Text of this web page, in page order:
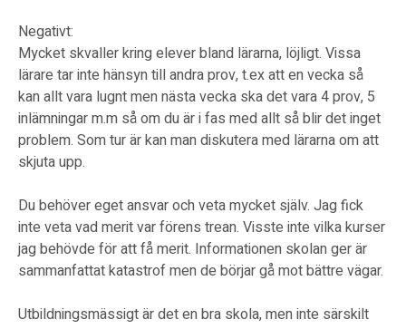
Negativt:
Mycket skvaller kring elever bland lärarna, löjligt. Vissa
lärare tar inte hänsyn till andra prov, t.ex att en vecka så
kan allt vara lugnt men nästa vecka ska det vara 4 prov, 5
inlämningar m.m så om du är i fas med allt så blir det inget
problem. Som tur är kan man diskutera med lärarna om att
skjuta upp.
Du behöver eget ansvar och veta mycket själv. Jag fick
inte veta vad merit var förens trean. Visste inte vilka kurser
jag behövde för att få merit. Informationen skolan ger är
sammanfattat katastrof men de börjar gå mot bättre vägar.
Utbildningsmässigt är det en bra skola, men inte särskilt